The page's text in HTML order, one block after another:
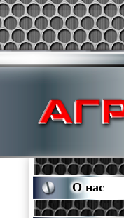
О нас